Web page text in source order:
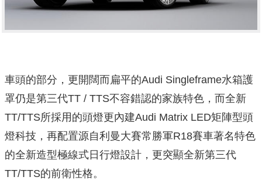
車頭的部分，更開闊而扁平的Audi Singleframe水箱護
罩仍是第三代TT / TTS不容錯認的家族特色，而全新
TT/TTS所採用的頭燈更內建Audi Matrix LED矩陣型頭
燈科技，再配置源自利曼大賽常勝軍R18賽車著名特色
的全新造型極線式日行燈設計，更突顯全新第三代
TT/TTS的前衛性格。